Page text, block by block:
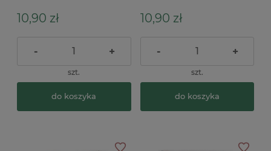
10,90 zł
- +
szt.
do koszyka
10,90 zł
- +
szt.
do koszyka